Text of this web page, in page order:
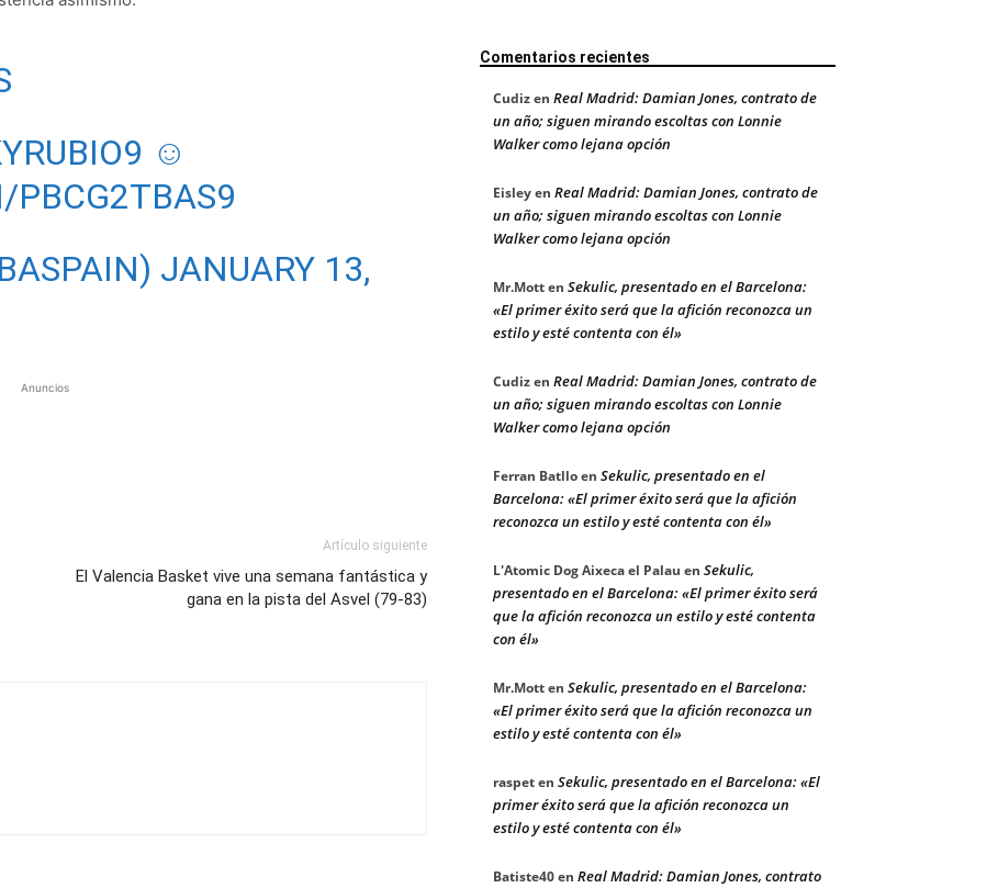
☺️
PBCG2TBAS9
JANUARY 13,
Anuncios
Artículo siguiente
El Valencia Basket vive una semana fantástica y
gana en la pista del Asvel (79-83)
Comentarios recientes
Cudizen Real Madrid: Damian Jones, contrato de
un año; siguen mirando escoltas con Lonnie
Walker como lejana opción
Eisleyen Real Madrid: Damian Jones, contrato de
un año; siguen mirando escoltas con Lonnie
Walker como lejana opción
Mr.Motten Sekulic, presentado en el Barcelona:
«El primer éxito será que la afición reconozca un
estilo y esté contenta con él»
Cudizen Real Madrid: Damian Jones, contrato de
un año; siguen mirando escoltas con Lonnie
Walker como lejana opción
Ferran Batlloen Sekulic, presentado en el
Barcelona: «El primer éxito será que la afición
reconozca un estilo y esté contenta con él»
L'Atomic Dog Aixeca el Palau en Sekulic,
presentado en el Barcelona: «El primer éxito será
que la afición reconozca un estilo y esté contenta
con él»
Mr.Motten Sekulic, presentado en el Barcelona:
«El primer éxito será que la afición reconozca un
estilo y esté contenta con él»
raspeten Sekulic, presentado en el Barcelona: «El
primer éxito será que la afición reconozca un
estilo y esté contenta con él»
Batiste40en Real Madrid: Damian Jones, contrato